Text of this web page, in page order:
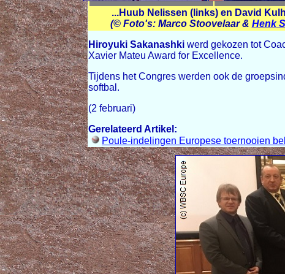
...Huub Nelissen (links) en David
(© Foto's: Marco Stoovelaar & Henk
Hiroyuki Sakanashki werd gekozen tot
Xavier Mateu Award for Excellence.
Tijdens het Congres werden ook de
softbal.
(2 februari)
Gerelateerd Artikel:
Poule-indelingen Europese toernooien